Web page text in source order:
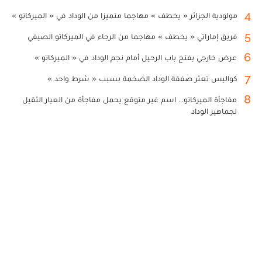
4 مولودية الجزائر « يخطف » مهاجما متميزا من الوداد في « الميركاتو »
5 فريق إماراتي « يخطف » مهاجما من الرجاء في الميركاتو الصيفي
6 عرض خارجي يفتح باب الرحيل أمام نجم الوداد في « الميركاتو »
7 كواليس تعثر صفقة الوداد الضخمة بسبب « شرط واحد »
8
مفاجأة الميركاتو... اسم غير متوقع يحمل مفاجأة من العيار الثقيل
لجماهير الوداد